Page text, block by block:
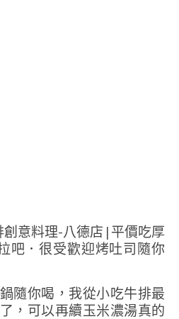
隨你喝，我從小吃牛排最
，可以再續玉米濃湯真的